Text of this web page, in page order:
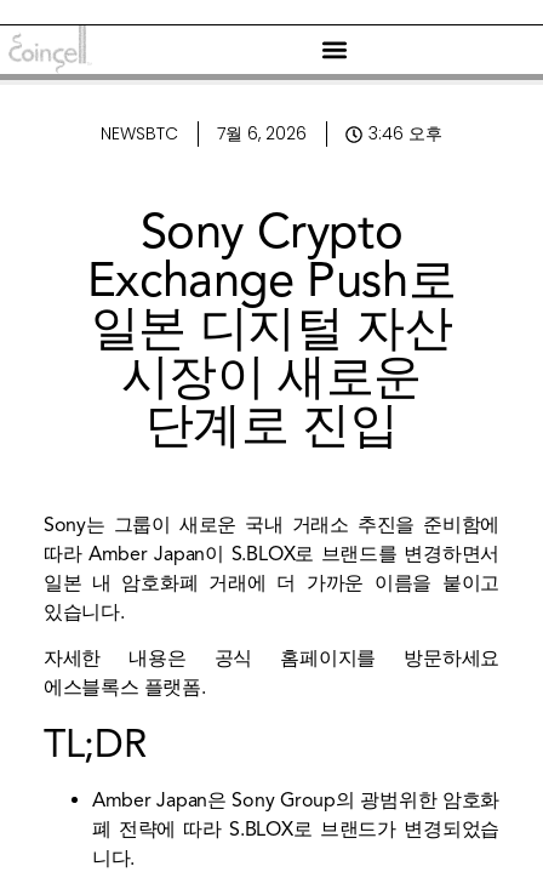
NEWSBTC 7월 6, 2026 3:46 오후
Sony Crypto
Exchange Push로
일본 디지털 자산
시장이 새로운
단계로 진입
Sony는 그룹이 새로운 국내 거래소 추진을 준비함에
따라 Amber Japan이 S.BLOX로 브랜드를 변경하면서
일본 내 암호화폐 거래에 더 가까운 이름을 붙이고
있습니다.
자세한 내용은 공식 홈페이지를 방문하세요
에스블록스 플랫폼.
TL;DR
Amber Japan은 Sony Group의 광범위한 암호화
폐 전략에 따라 S.BLOX로 브랜드가 변경되었습
니다.